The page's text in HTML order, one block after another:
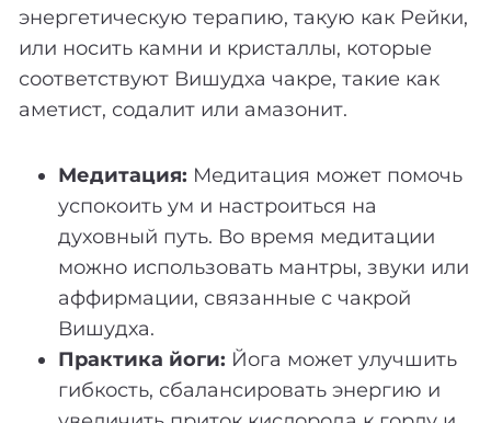
энергетическую терапию, такую как Рейки,
или носить камни и кристаллы, которые
соответствуют Вишудха чакре, такие как
аметист, содалит или амазонит.
Медитация: Медитация может помочь
успокоить ум и настроиться на
духовный путь. Во время медитации
можно использовать мантры, звуки или
аффирмации, связанные с чакрой
Вишудха.
Практика йоги: Йога может улучшить
гибкость, сбалансировать энергию и